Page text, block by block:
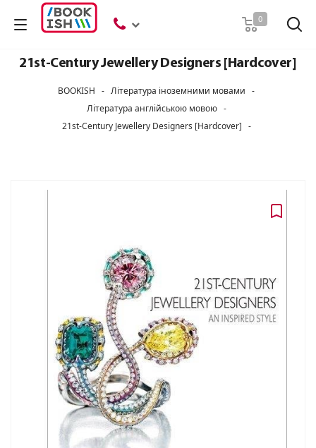
0
21st-Century Jewellery Designers [Hardcover]
BOOKISH - Література іноземними мовами -
Література англійською мовою -
21st-Century Jewellery Designers [Hardcover] -